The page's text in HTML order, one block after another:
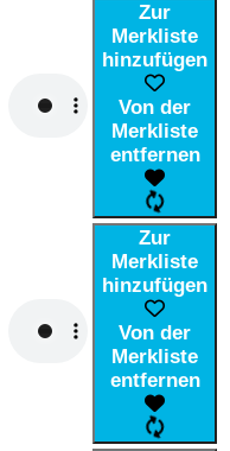
Zur
Merkliste
hinzufügen
Von der
Merkliste
entfernen
Zur
Merkliste
hinzufügen
Von der
Merkliste
entfernen